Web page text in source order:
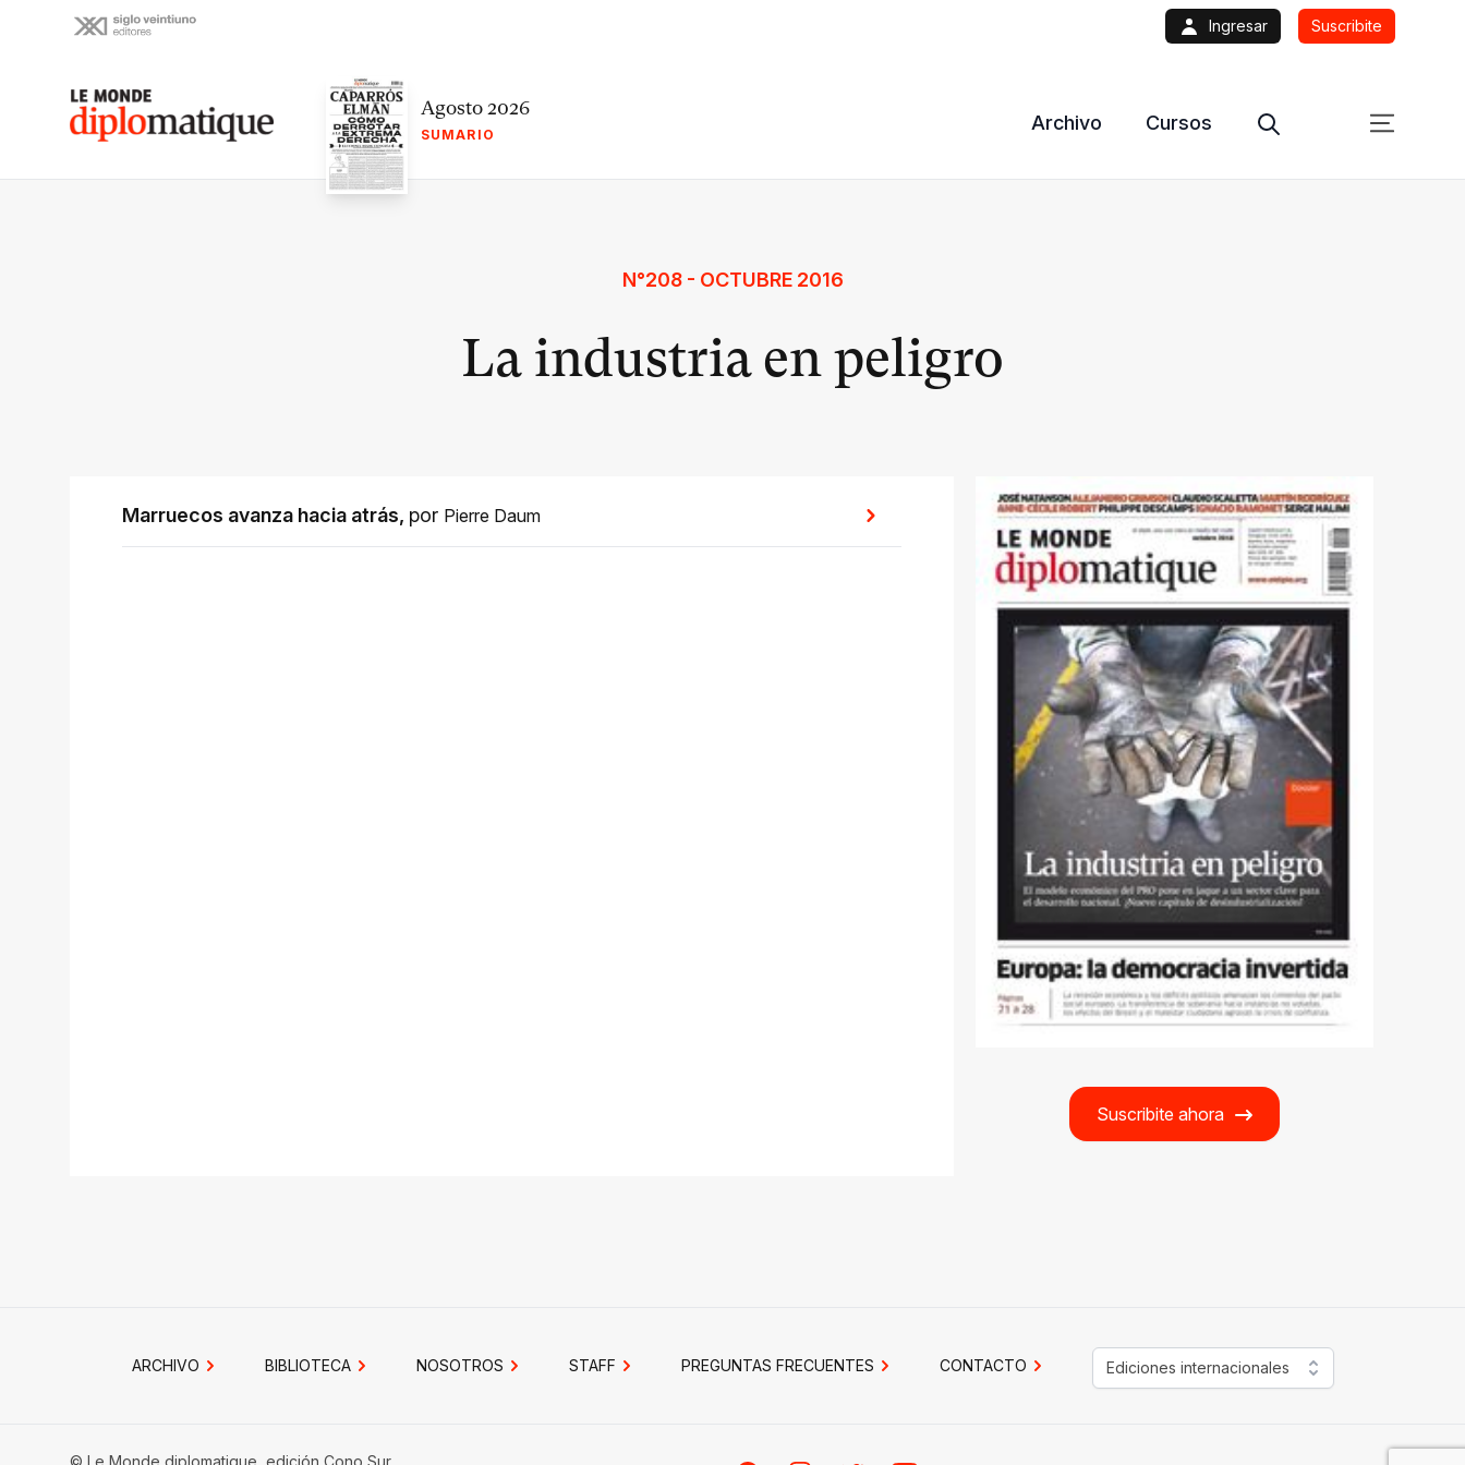
Ingresar Suscribite
Le monde diplomatique Agosto 2026
SUMARIO
Archivo Cursos
N°208 - OCTUBRE 2016
La industria en peligro
Suscribite ahora
Marruecos avanza hacia atrás, por Pierre Daum
ARCHIVO BIBLIOTECA NOSOTROS STAFF PREGUNTAS FRECUENTES CONTACTO Ediciones internacionales
© Le Monde diplomatique, edición Cono Sur.